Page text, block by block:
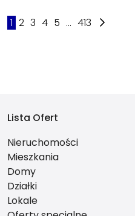
1 2 3 4 5 ... 413
Lista Ofert
Nieruchomości
Mieszkania
Domy
Działki
Lokale